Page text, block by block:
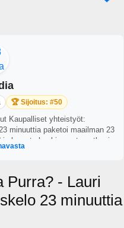
🏆 Sijoitus: #50
Kaupalliset yhteistyöt:
minuuttia paketoi maailman 23
ja lunasta henkinen etumatkasi
viikossa vain Johtoryhmän
Seuraa Instassa:
Ja X:ssä:
23minuuttia
Purra? - Lauri
23 minuuttia